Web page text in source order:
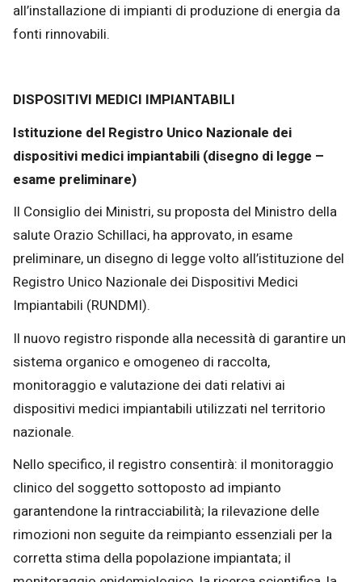
all’installazione di impianti di produzione di energia da
fonti rinnovabili.
DISPOSITIVI MEDICI IMPIANTABILI
Istituzione del Registro Unico Nazionale dei
dispositivi medici impiantabili (disegno di legge –
esame preliminare)
Il Consiglio dei Ministri, su proposta del Ministro della
salute Orazio Schillaci, ha approvato, in esame
preliminare, un disegno di legge volto all’istituzione del
Registro Unico Nazionale dei Dispositivi Medici
Impiantabili (RUNDMI).
Il nuovo registro risponde alla necessità di garantire un
sistema organico e omogeneo di raccolta,
monitoraggio e valutazione dei dati relativi ai
dispositivi medici impiantabili utilizzati nel territorio
nazionale.
Nello specifico, il registro consentirà: il monitoraggio
clinico del soggetto sottoposto ad impianto
garantendone la rintracciabilità; la rilevazione delle
rimozioni non seguite da reimpianto essenziali per la
corretta stima della popolazione impiantata; il